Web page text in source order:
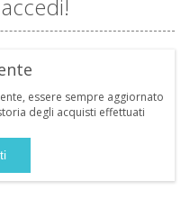
essere sempre aggiornato
degli acquisti effettuati